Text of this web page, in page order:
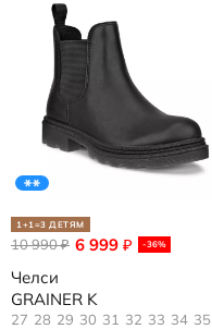
1+1=3 ДЕТЯМ
6 999 ₽ -36%
10 990₽
Челси
GRAINER K
27 28 29 30 31 32 33 34 35